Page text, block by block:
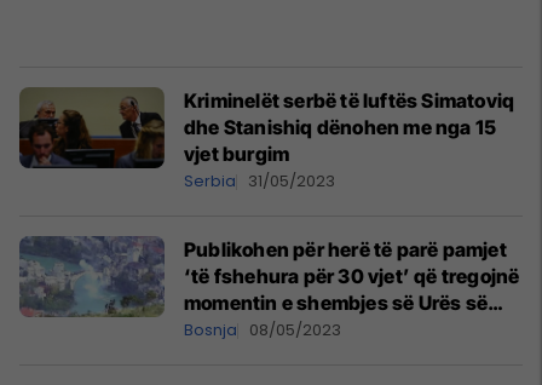
Kriminelët serbë të luftës Simatoviq
dhe Stanishiq dënohen me nga 15
vjet burgim
Serbia 31/05/2023
Publikohen për herë të parë pamjet
‘të fshehura për 30 vjet’ që tregojnë
momentin e shembjes së Urës së
Vjetër në Mostar
Bosnja 08/05/2023